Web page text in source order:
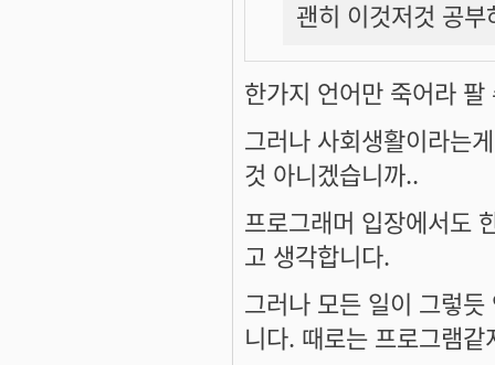
괜히 이것저것 공
한가지 언어만 죽어라
그러나 사회생활이라는
것 아니겠습니까..
프로그래머 입장에서도
고 생각합니다.
그러나 모든 일이 그렇
니다. 때로는 프로그램